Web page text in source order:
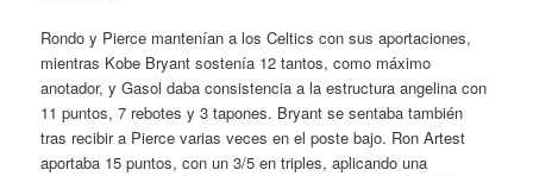
Rondo y Pierce mantenían a los Celtics con sus aportaciones,
mientras Kobe Bryant sostenía 12 tantos, como máximo
anotador, y Gasol daba consistencia a la estructura angelina con
11 puntos, 7 rebotes y 3 tapones. Bryant se sentaba también
tras recibir a Pierce varias veces en el poste bajo. Ron Artest
aportaba 15 puntos, con un 3/5 en triples, aplicando una